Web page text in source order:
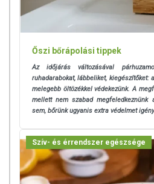
Őszi bőrápolási tippek
Az időjárás változásával
ruhadarabokat, lábbeliket, kiegészítőket:
melegebb öltözékkel védekezünk. A
mellett nem szabad
sem, bőrünk ugyanis extra védelmet
Szív- és érrendszer egészsége